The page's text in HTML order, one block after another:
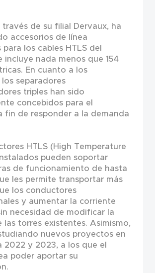
través de su filial Dervaux, ha
accesorios de línea
para los cables HTLS del
incluye nada menos que 154
En cuanto a los
separadores
triples han sido
concebidos para el
fin de responder a la demanda
HTLS (High Temperature
pueden soportar
de funcionamiento de hasta
les permite transportar más
los conductores
y aumentar la corriente
necesidad de modificar la
las torres existentes. Asimismo,
nuevos proyectos en
2022 y 2023, a los que el
poder aportar su